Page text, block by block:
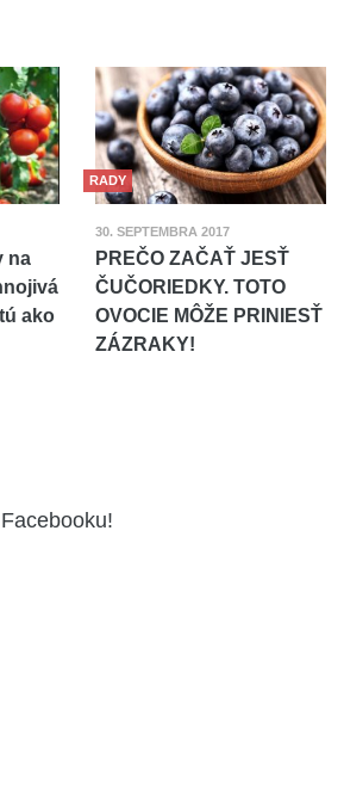
na
ako
RADY
30. SEPTEMBRA 2017
PREČO ZAČAŤ JESŤ
ČUČORIEDKY. TOTO
OVOCIE MÔŽE PRINIESŤ
ZÁZRAKY!